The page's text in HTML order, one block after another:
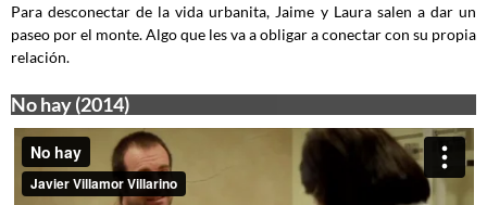
Para desconectar de la vida urbanita, Jaime y Laura salen a dar un
paseo por el monte. Algo que les va a obligar a conectar con su propia
relación.
No hay (2014)